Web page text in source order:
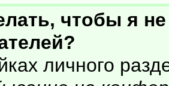
чтобы я
личного